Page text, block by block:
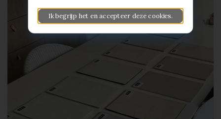
Ik begrijp het en accepteer deze cookies.